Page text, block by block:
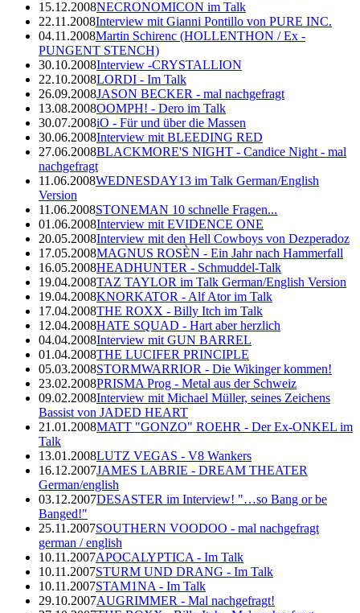
15.12.2008NECRONOMICON im Talk
22.11.2008Interview mit Gianni Pontillo von PURE INC.
04.11.2008Martin Schirenc (HOLLENTHON / Ex -
PUNGENT STENCH)
30.10.2008Interview -CRYSTALLION
22.10.2008LORDI - Im Talk
26.09.2008JASON BECKER - mal nachgefragt
13.08.2008OOMPH! - Dero im Talk
30.07.2008iO - Für und über die Massen
30.06.2008Interview mit BLEEDING RED
27.06.2008BLACKMORE'S NIGHT - Candice Night - mal
nachgefragt
11.06.2008WEDNESDAY13 im Talk German/English
Version
11.06.2008STONEMAN 10 schnelle Fragen...
01.06.2008Interview mit EVIDENCE ONE
20.05.2008Interview mit den Hell Cowboys von Dezperadoz
17.05.2008MAGNUS ROSÈN - Ein Jahr nach Hammerfall
16.05.2008HEADHUNTER - Schmuddel-Talk
19.04.2008TAZ TAYLOR im Talk German/English Version
19.04.2008KNORKATOR - Alf Ator im Talk
17.04.2008THE ROXX - Billy Itch im Talk
12.04.2008HATE SQUAD - Hart aber herzlich
04.04.2008Interview mit GUN BARREL
01.04.2008THE LUCIFER PRINCIPLE
05.03.2008STORMWARRIOR - Die Wikinger kommen!
23.02.2008PRISMA Prog - Metal aus der Schweiz
09.02.2008Interview mit Michael Müller, seines Zeichens
Bassist von JADED HEART
21.01.2008MATT "GONZO" ROEHR - Der Ex-ONKEL im
Talk
13.01.2008LUTZ VEGAS - V8 Wankers
16.12.2007JAMES LABRIE - DREAM THEATER
German/english
03.12.2007DESASTER im Interview! "…so Bang or be
Banged!"
25.11.2007SOUTHERN VOODOO - mal nachgefragt
german / english
10.11.2007APOCALYPTICA - Im Talk
10.11.2007STURM UND DRANG - Im Talk
10.11.2007STAM1NA - Im Talk
29.10.2007AUGRIMMER - Mal nachgefragt!